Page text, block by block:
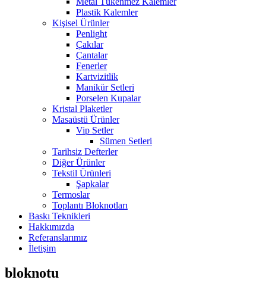
Plastik Kalemler
Kişisel Ürünler
Penlight
Çakılar
Çantalar
Fenerler
Kartvizitlik
Manikür Setleri
Porselen Kupalar
Kristal Plaketler
Masaüstü Ürünler
Vip Setler
Sümen Setleri
Tarihsiz Defterler
Diğer Ürünler
Tekstil Ürünleri
Şapkalar
Termoslar
Toplantı Bloknotları
Baskı Teknikleri
Hakkımızda
Referanslarımız
İletişim
bloknotu